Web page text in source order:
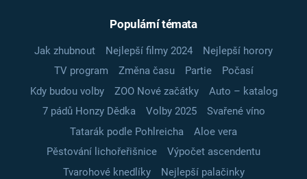
Populární témata
Jak zhubnout Nejlepší filmy 2024
Nejlepší horory
TV program
Změna času Partie
Počasí
Kdy budou volby
ZOO Nové začátky
Auto – katalog
7 pádů Honzy Dědka
Volby 2025
Svařené víno
Tatarák podle Pohlreicha
Aloe vera
Pěstování lichořeřišnice
Výpočet ascendentu
Tvarohové knedlíky
Nejlepší palačinky